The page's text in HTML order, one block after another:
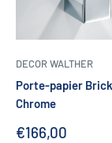
DECOR WALTHER
Porte-papier Brick
Chrome
Prix
€166,00